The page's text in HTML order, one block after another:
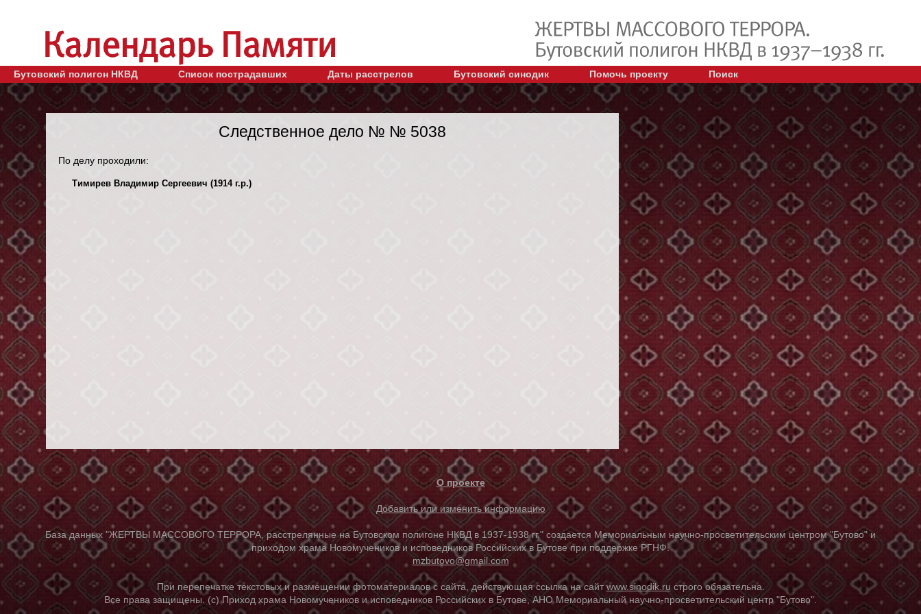
Бутовский полигон НКВД Список пострадавших Даты расстрелов Бутовский синодик Помочь проекту Поиск
Следственное дело № № 5038
По делу проходили:
Тимирев Владимир Сергеевич (1914 г.р.)
О проекте
Добавить или изменить информацию
База данных "ЖЕРТВЫ МАССОВОГО ТЕРРОРА, расстрелянные на Бутовском полигоне НКВД в 1937-1938 гг." создается Мемориальным научно-просветительским центром "Бутово" и
приходом храма Новомучеников и исповедников Российских в Бутове при поддержке РГНФ.
mzbutovo@gmail.com
При перепечатке текстовых и размещении фотоматериалов с сайта, действующая ссылка на сайтwww.sinodik.ru строго обязательна.
Все права защищены. (с) Приход храма Новомучеников и исповедников Российских в Бутове, АНО Мемориальный научно-просветительский центр "Бутово".